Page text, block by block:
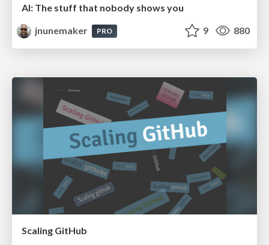
AI: The stuff that nobody shows you
jnunemaker
PRO 9 880
Scaling GitHub